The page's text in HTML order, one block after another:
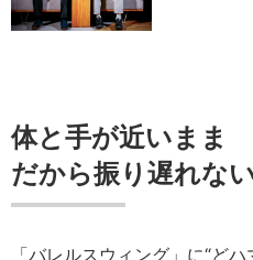
体と手が近いまま
だから振り遅れない
「バレルスウィング」に“ど